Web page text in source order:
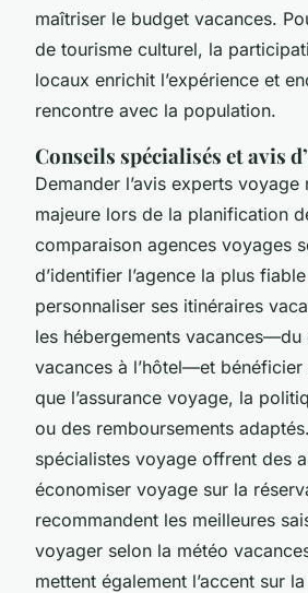
maîtriser le budget vacances.
de tourisme culturel, la
locaux enrichit l’expérience et
rencontre avec la population.
Conseils spécialisés et avis
Demander l’avis experts voyage
majeure lors de la planification
comparaison agences voyages
d’identifier l’agence la plus
personnaliser ses itinéraires
les hébergements vacances—du
vacances à l’hôtel—et
que l’assurance voyage, la
ou des remboursements
spécialistes voyage offrent des
économiser voyage sur la
recommandent les meilleures
voyager selon la météo
mettent également l’accent sur